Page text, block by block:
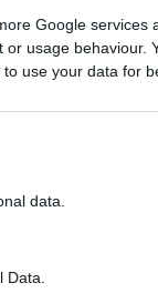
Google services
usage behaviour.
use your data for
data.
nas finanças do